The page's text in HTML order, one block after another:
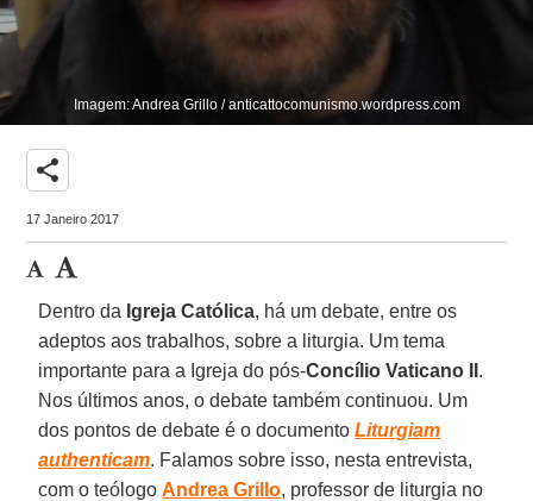
Imagem: Andrea Grillo / anticattocomunismo.wordpress.com
share
17 Janeiro 2017
Dentro da Igreja Católica, há um debate, entre os
adeptos aos trabalhos, sobre a liturgia. Um tema
importante para a Igreja do pós-Concílio Vaticano II .
Nos últimos anos, o debate também continuou. Um
dos pontos de debate é o documentoLiturgiam
authenticam. Falamos sobre isso, nesta entrevista,
com o teólogoAndrea Grillo, professor de liturgia no